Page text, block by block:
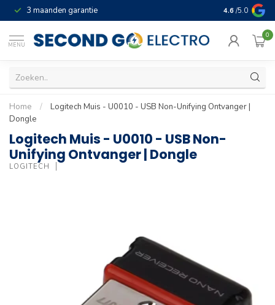
3 maanden garantie Geld terug
4.6 /5.0
MENU
0
Home /
Logitech Muis - U0010 - USB Non-Unifying Ontvanger |
Dongle
Logitech Muis - U0010 - USB Non-
Unifying Ontvanger | Dongle
LOGITECH